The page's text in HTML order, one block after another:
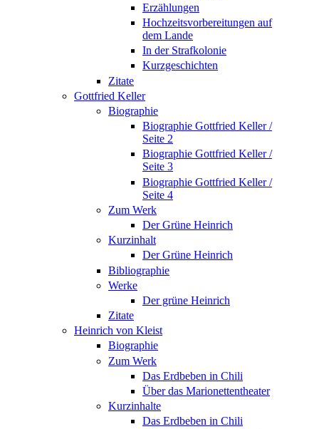
Erzählungen
Hochzeitsvorbereitungen auf
dem Lande
In der Strafkolonie
Kurzgeschichten
Zitate
Gottfried Keller
Biographie
Biographie Gottfried Keller /
Seite 2
Biographie Gottfried Keller /
Seite 3
Biographie Gottfried Keller /
Seite 4
Zum Werk
Der Grüne Heinrich
Kurzinhalt
Der Grüne Heinrich
Bibliographie
Werke
Der grüne Heinrich
Zitate
Heinrich von Kleist
Biographie
Zum Werk
Das Erdbeben in Chili
Über das Marionettentheater
Kurzinhalte
Das Erdbeben in Chili